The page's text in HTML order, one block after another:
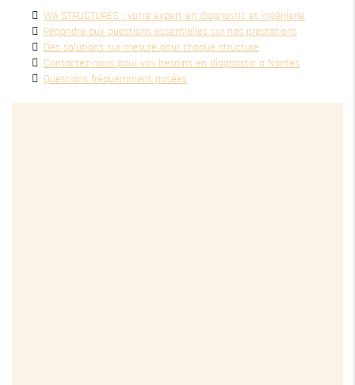
WA STRUCTURES : votre expert en diagnostic et ingénierie
Répondre aux questions essentielles sur nos prestations
Des solutions sur mesure pour chaque structure
Contactez-nous pour vos besoins en diagnostic à Nantes
Questions fréquemment posées